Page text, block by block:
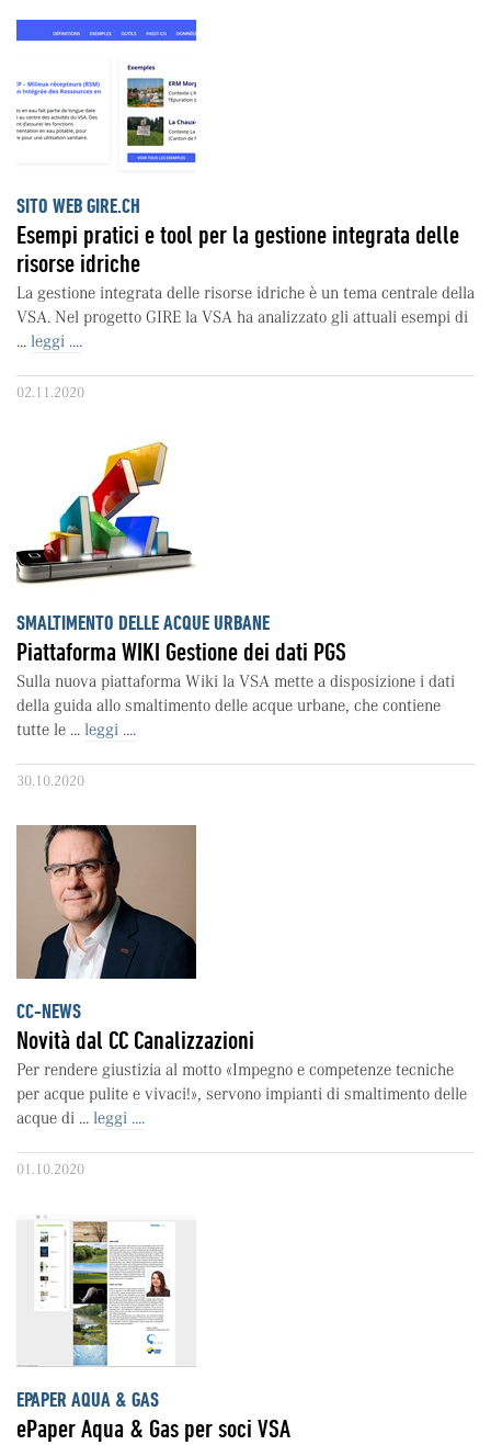
SITO WEB GIRE.CH
Esempi pratici e tool per la gestione integrata delle
risorse idriche
La gestione integrata delle risorse idriche è un tema centrale della
VSA. Nel progetto GIRE la VSA ha analizzato gli attuali esempi di
... leggi ....
02.11.2020
SMALTIMENTO DELLE ACQUE URBANE
Piattaforma WIKI Gestione dei dati PGS
Sulla nuova piattaforma Wiki la VSA mette a disposizione i dati
della guida allo smaltimento delle acque urbane, che contiene
tutte le ... leggi ....
30.10.2020
CC-NEWS
Novità dal CC Canalizzazioni
Per rendere giustizia al motto «Impegno e competenze tecniche
per acque pulite e vivaci!», servono impianti di smaltimento delle
acque di ... leggi ....
01.10.2020
EPAPER AQUA & GAS
ePaper Aqua & Gas per soci VSA